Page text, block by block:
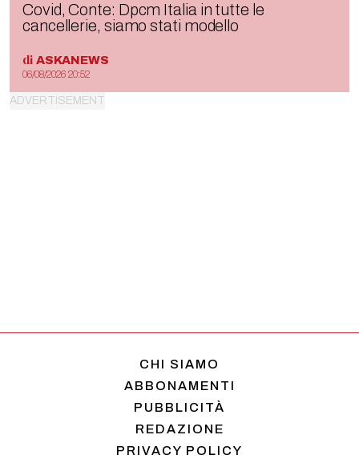
Covid, Conte: Dpcm Italia in tutte le
cancellerie, siamo stati modello
di ASKANEWS
06/08/2026 20:52
CHI SIAMO
ABBONAMENTI
PUBBLICITÀ
REDAZIONE
PRIVACY POLICY